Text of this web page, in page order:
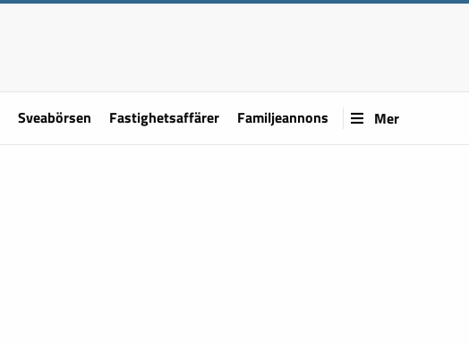
Sveabörsen Fastighetsaffärer Familjeannons Mer